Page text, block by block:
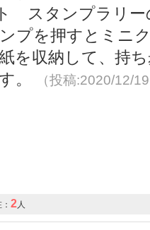
スタンプラリー
プを押すとミニ
を収納して、持
。
（投稿:2020/12/
2人